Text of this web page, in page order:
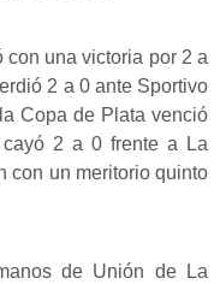
con una victoria por 2 a
2 a 0 ante Sportivo
Copa de Plata venció
2 a 0 frente a La
con un meritorio quinto
de Unión de La